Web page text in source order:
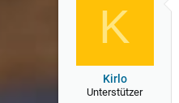
K
Kirlo
Unterstützer